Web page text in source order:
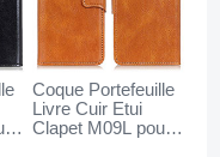
Coque Portefeuille
Livre Cuir Etui
Clapet M09L pour